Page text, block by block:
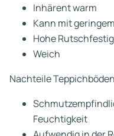
Inhärent warm
Kann mit
Hohe
Weich
Nachteile
Feuchtigkeit